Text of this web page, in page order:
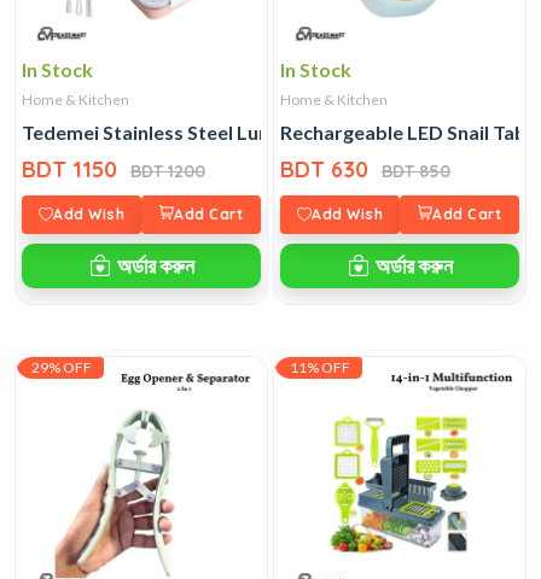
In Stock
Home & Kitchen
Tedemei Stainless Steel Lunch Box With 3
BDT 1150 BDT 1200
Add Wish Add Cart
অর্ডার করুন
In Stock
Home & Kitchen
Rechargeable LED Snail
BDT 630 BDT 850
Add Wish Add Cart
অর্ডার করুন
29% OFF 11% OFF